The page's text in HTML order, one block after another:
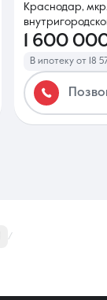
Краснодар,
1 600
В ипотеку от 18